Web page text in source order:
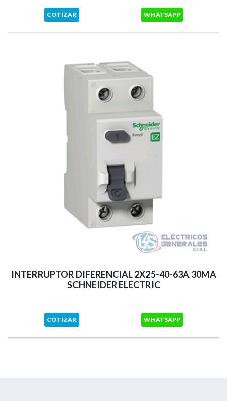
COTIZAR WHATSAPP
INTERRUPTOR DIFERENCIAL 2X25-40-63A 30MA
SCHNEIDER ELECTRIC
COTIZAR WHATSAPP